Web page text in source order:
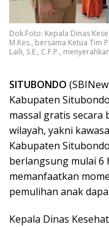
Dok.Foto: Kepala Dinas
M.Kes., bersama Ketua Tim
Laili, S.E., C.F.P.,
SITUBONDO
Kabupaten
massal gratis secara
wilayah, yakni
Kabupaten
berlangsung mulai 6
memanfaatkan
pemulihan anak
Kepala Dinas